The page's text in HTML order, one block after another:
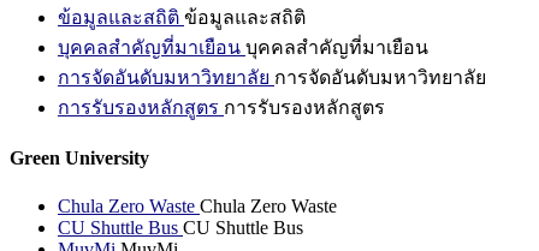
ข้อมูลและสถิติ ข้อมูลและสถิติ
บุคคลสำคัญที่มาเยือน บุคคลสำคัญที่มาเยือน
การจัดอันดับมหาวิทยาลัย การจัดอันดับมหาวิทยาลัย
การรับรองหลักสูตร การรับรองหลักสูตร
Green University
Chula Zero Waste Chula Zero Waste
CU Shuttle Bus CU Shuttle Bus